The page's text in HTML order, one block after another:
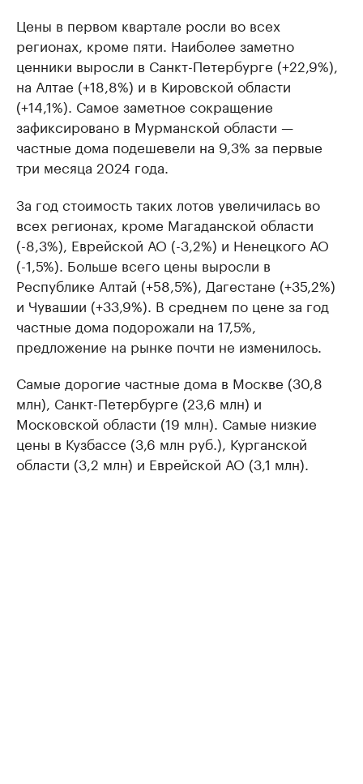
Цены в первом квартале росли во всех
регионах, кроме пяти. Наиболее заметно
ценники выросли в Санкт-Петербурге (+22,9%),
на Алтае (+18,8%) и в Кировской области
(+14,1%). Самое заметное сокращение
зафиксировано в Мурманской области —
частные дома подешевели на 9,3% за первые
три месяца 2024 года.
За год стоимость таких лотов увеличилась во
всех регионах, кроме Магаданской области
(-8,3%), Еврейской АО (-3,2%) и Ненецкого АО
(-1,5%). Больше всего цены выросли в
Республике Алтай (+58,5%), Дагестане (+35,2%)
и Чувашии (+33,9%). В среднем по цене за год
частные дома подорожали на 17,5%,
предложение на рынке почти не изменилось.
Самые дорогие частные дома в Москве (30,8
млн), Санкт-Петербурге (23,6 млн) и
Московской области (19 млн). Самые низкие
цены в Кузбассе (3,6 млн руб.), Курганской
области (3,2 млн) и Еврейской АО (3,1 млн).